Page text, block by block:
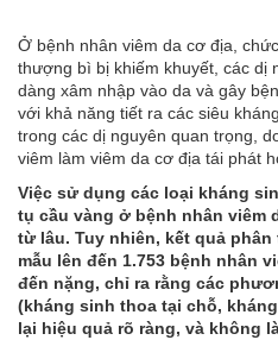
Ở bệnh nhân viêm da cơ địa,
thượng bì bị khiếm khuyết, các dị
dàng xâm nhập vào da và gây
với khả năng tiết ra các siêu
trong các dị nguyên quan trọng,
viêm làm viêm da cơ địa tái phát
Việc sử dụng các loại kháng
tụ cầu vàng ở bệnh nhân viêm
từ lâu. Tuy nhiên, kết quả
mẫu lên đến 1.753 bệnh nhân
đến nặng, chỉ ra rằng các
(kháng sinh thoa tại chỗ,
lại hiệu quả rõ ràng, và không